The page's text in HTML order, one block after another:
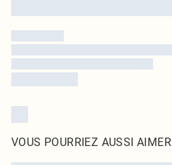
VOUS POURRIEZ AUSSI AIMER